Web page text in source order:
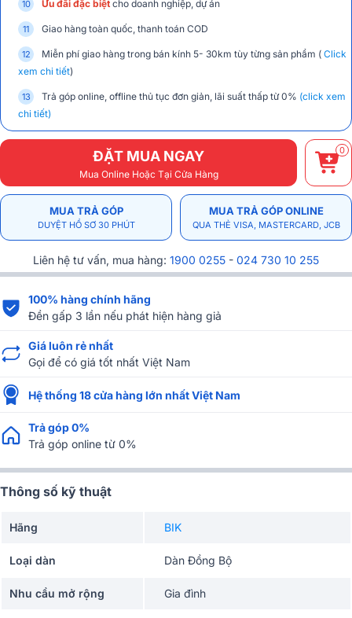
Ưu đãi đặc biệt cho doanh nghiệp, dự án
Giao hàng toàn quốc, thanh toán COD
Miễn phí giao hàng trong bán kính 5- 30km tùy từng sản phẩm ( Click
xem chi tiết)
Trả góp online, offline thủ tục đơn giản, lãi suất thấp từ 0% (click xem
chi tiết)
ĐẶT MUA NGAY
Mua Online Hoặc Tại Cửa Hàng
0
MUA TRẢ GÓP
DUYỆT HỒ SƠ 30 PHÚT
MUA TRẢ GÓP ONLINE
QUA THẺ VISA, MASTERCARD, JCB
Liên hệ tư vấn, mua hàng: 1900 0255 - 024 730 10 255
100% hàng chính hãng
Đền gấp 3 lần nếu phát hiện hàng giả
Giá luôn rẻ nhất
Gọi để có giá tốt nhất Việt Nam
Hệ thống 18 cửa hàng lớn nhất Việt Nam
Trả góp 0%
Trả góp online từ 0%
Thông số kỹ thuật
Hãng BIK
Loại dàn Dàn Đồng Bộ
Nhu cầu mở rộng Gia đình